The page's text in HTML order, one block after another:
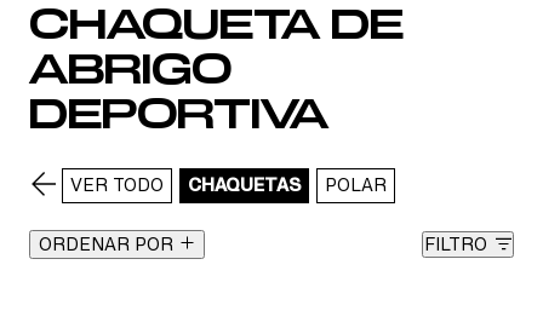
CHAQUETA DE
ABRIGO
DEPORTIVA
VER TODO CHAQUETAS POLAR
ORDENAR POR FILTRO